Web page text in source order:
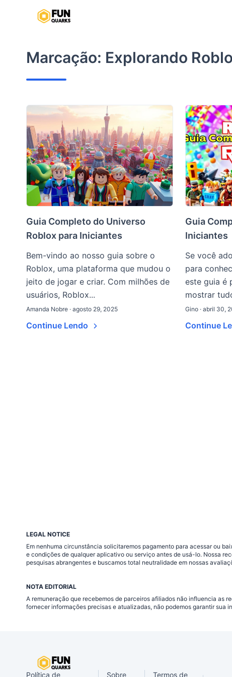
conteúdoMarcação: Explorando
Guia Completo do Universo
Roblox para Iniciantes
Bem-vindo ao nosso guia sobre o
Roblox, uma plataforma que mudou o
jeito de jogar e criar. Com milhões de
usuários, Roblox...
Amanda Nobre · agosto 29, 2025
Continue Lendo
Guia
Iniciantes
Se você
para
este guia é
mostrar
Gino · abril 30,
Continue
LEGAL NOTICE
Em nenhuma circunstância solicitaremos pagamento para acessar ou
e condições de qualquer aplicativo ou serviço antes de usá-lo. Nossa
pesquisas abrangentes e buscamos total neutralidade em nossas
NOTA EDITORIAL
A remuneração que recebemos de parceiros afiliados não influencia as
fornecer informações precisas e atualizadas, não podemos garantir sua
Política de Sobre Termos de